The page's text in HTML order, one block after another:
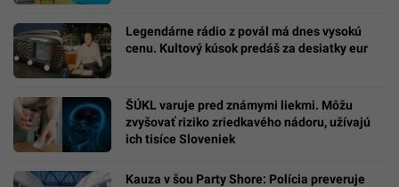
Legendárne rádio z povál má dnes vysokú
cenu. Kultový kúsok predáš za desiatky eur
ŠÚKL varuje pred známymi liekmi. Môžu
zvyšovať riziko zriedkavého nádoru, užívajú
ich tisíce Sloveniek
Kauza v šou Party Shore: Polícia preveruje